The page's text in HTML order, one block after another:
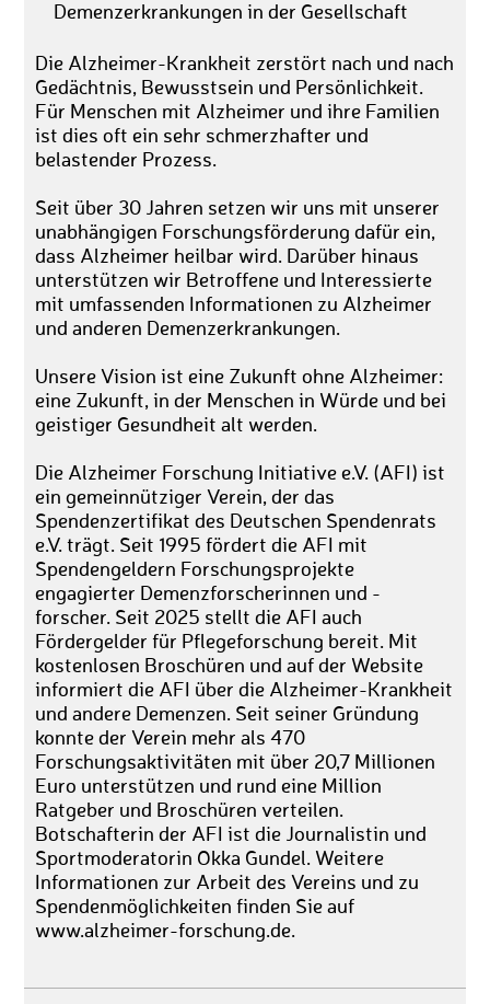
Demenzerkrankungen in der Gesellschaft
Die Alzheimer-Krankheit zerstört nach und nach
Gedächtnis, Bewusstsein und Persönlichkeit.
Für Menschen mit Alzheimer und ihre Familien
ist dies oft ein sehr schmerzhafter und
belastender Prozess.
Seit über 30 Jahren setzen wir uns mit unserer
unabhängigen Forschungsförderung dafür ein,
dass Alzheimer heilbar wird. Darüber hinaus
unterstützen wir Betroffene und Interessierte
mit umfassenden Informationen zu Alzheimer
und anderen Demenzerkrankungen.
Unsere Vision ist eine Zukunft ohne Alzheimer:
eine Zukunft, in der Menschen in Würde und bei
geistiger Gesundheit alt werden.
Die Alzheimer Forschung Initiative e.V. (AFI) ist
ein gemeinnütziger Verein, der das
Spendenzertifikat des Deutschen Spendenrats
e.V. trägt. Seit 1995 fördert die AFI mit
Spendengeldern Forschungsprojekte
engagierter Demenzforscherinnen und -
forscher. Seit 2025 stellt die AFI auch
Fördergelder für Pflegeforschung bereit. Mit
kostenlosen Broschüren und auf der Website
informiert die AFI über die Alzheimer-Krankheit
und andere Demenzen. Seit seiner Gründung
konnte der Verein mehr als 470
Forschungsaktivitäten mit über 20,7 Millionen
Euro unterstützen und rund eine Million
Ratgeber und Broschüren verteilen.
Botschafterin der AFI ist die Journalistin und
Sportmoderatorin Okka Gundel. Weitere
Informationen zur Arbeit des Vereins und zu
Spendenmöglichkeiten finden Sie auf
www.alzheimer-forschung.de.